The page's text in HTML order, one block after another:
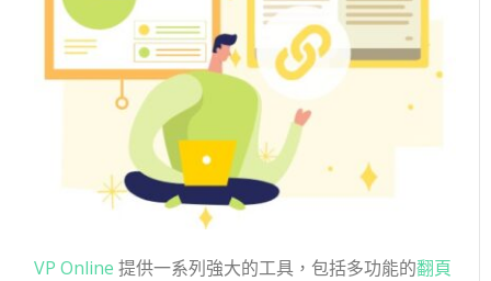
VP Online 提供一系列強大的工具，包括多功能的翻頁